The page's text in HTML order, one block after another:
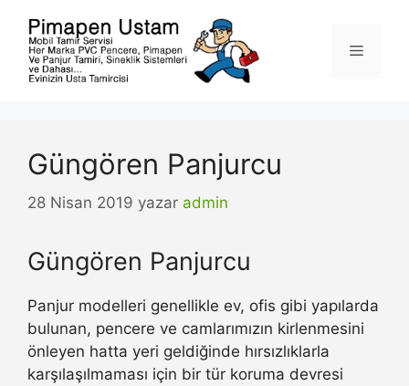
Menü
Güngören Panjurcu
28 Nisan 2019 yazar admin
Güngören Panjurcu
Panjur modelleri genellikle ev, ofis gibi yapılarda
bulunan, pencere ve camlarımızın kirlenmesini
önleyen hatta yeri geldiğinde hırsızlıklarla
karşılaşılmaması için bir tür koruma devresi